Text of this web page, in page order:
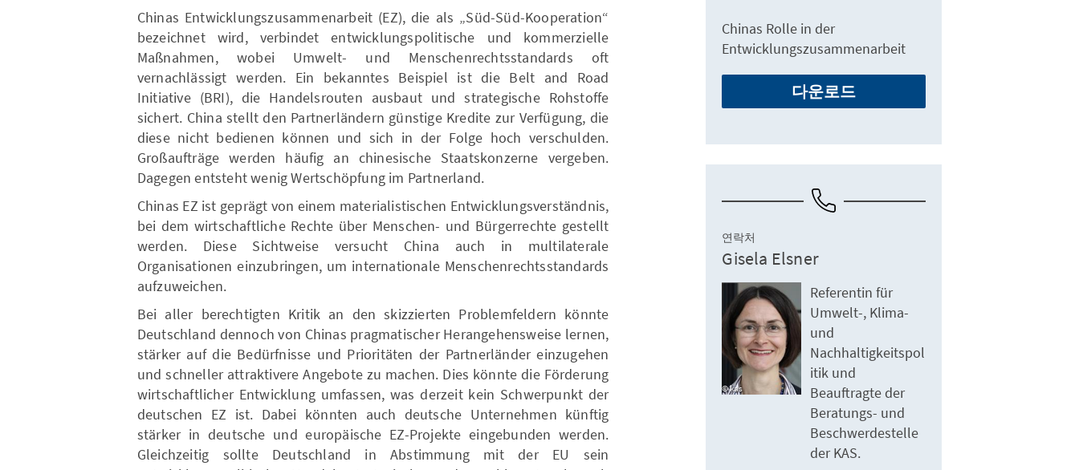
Chinas Entwicklungszusammenarbeit (EZ), die als „Süd-Süd-Kooperation“
bezeichnet wird, verbindet entwicklungspolitische und kommerzielle
Maßnahmen, wobei Umwelt- und Menschenrechtsstandards oft
vernachlässigt werden. Ein bekanntes Beispiel ist die Belt and Road
Initiative (BRI), die Handelsrouten ausbaut und strategische Rohstoffe
sichert. China stellt den Partnerländern günstige Kredite zur Verfügung, die
diese nicht bedienen können und sich in der Folge hoch verschulden.
Großaufträge werden häufig an chinesische Staatskonzerne vergeben.
Dagegen entsteht wenig Wertschöpfung im Partnerland.
Chinas EZ ist geprägt von einem materialistischen Entwicklungsverständnis,
bei dem wirtschaftliche Rechte über Menschen- und Bürgerrechte gestellt
werden. Diese Sichtweise versucht China auch in multilaterale
Organisationen einzubringen, um internationale Menschenrechtsstandards
aufzuweichen.
Bei aller berechtigten Kritik an den skizzierten Problemfeldern könnte
Deutschland dennoch von Chinas pragmatischer Herangehensweise lernen,
stärker auf die Bedürfnisse und Prioritäten der Partnerländer einzugehen
und schneller attraktivere Angebote zu machen. Dies könnte die Förderung
wirtschaftlicher Entwicklung umfassen, was derzeit kein Schwerpunkt der
deutschen EZ ist. Dabei könnten auch deutsche Unternehmen künftig
stärker in deutsche und europäische EZ-Projekte eingebunden werden.
Gleichzeitig sollte Deutschland in Abstimmung mit der EU sein
Chinas Rolle in der
Entwicklungszusammenarbeit
다운로드
연락처
Gisela Elsner
kas
Referentin für
Umwelt-, Klima-
und
Nachhaltigkeitspol
itik und
Beauftragte der
Beratungs- und
Beschwerdestelle
der KAS.